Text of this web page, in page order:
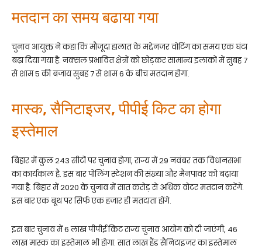
मतदान का समय बढाया गया
चुनाव आयुक्त ने कहा कि मौजूदा हालात के मद्देनजर वोटिंग का समय एक घंटा
बढ़ा दिया गया है. नक्सल प्रभावित क्षेत्रों को छोड़कर सामान्य इलाकों में सुबह 7
से शाम 5 की बजाय सुबह 7 से शाम 6 के बीच मतदान होगा.
मास्क, सैनिटाइजर, पीपीई किट का होगा
इस्तेमाल
बिहार में कुल 243 सीटों पर चुनाव होगा, राज्य में 29 नवंबर तक विधानसभा
का कार्यकाल है. इस बार पोलिंग स्टेशन की संख्या और मैनपावर को बढ़ाया
गया है. बिहार में 2020 के चुनाव में सात करोड़ से अधिक वोटर मतदान करेंगे.
इस बार एक बूथ पर सिर्फ एक हजार ही मतदाता होंगे.
इस बार चुनाव में 6 लाख पीपीई किट राज्य चुनाव आयोग को दी जाएंगी, 46
लाख मास्क का इस्तेमाल भी होगा. सात लाख हैंड सैनिटाइजर का इस्तेमाल